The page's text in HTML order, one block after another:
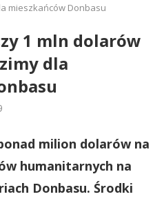
mieszkańców Donbasu
1 mln dolarów
dla
milion dolarów na
humanitarnych na
Donbasu. Środki